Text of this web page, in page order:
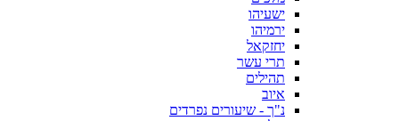
ישעיהו
ירמיהו
יחזקאל
תרי עשר
תהילים
איוב
נ"ך - שיעורים נפרדים